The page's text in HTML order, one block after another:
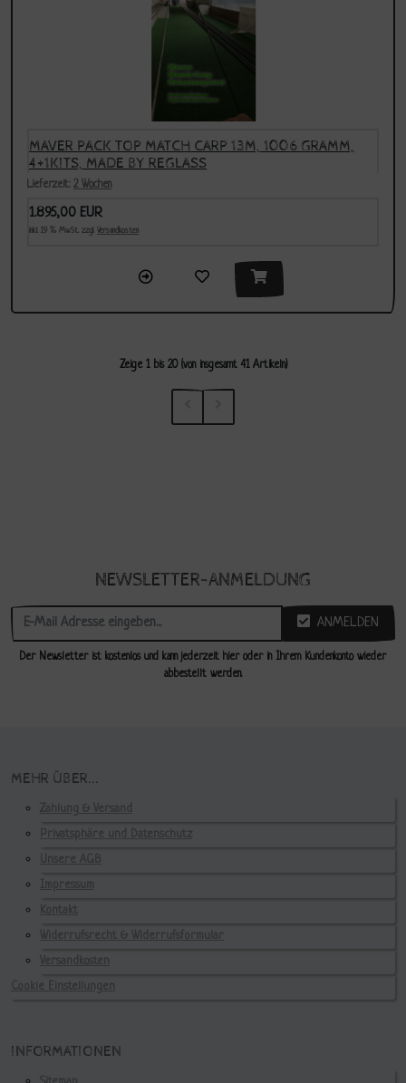
MAVER PACK TOP MATCH CARP 13M, 1006 GRAMM,
4+1KITS, MADE BY REGLASS
Lieferzeit: 2 Wochen
1.895,00 EUR
inkl. 19 % MwSt. zzgl. Versandkosten
Zeige 1bis 20(von insgesamt 41Artikeln)
NEWSLETTER-ANMELDUNG
ANMELDEN
Der Newsletter ist kostenlos und kann jederzeit hier oder in Ihrem Kundenkonto wieder
abbestellt werden.
MEHR ÜBER...
Zahlung & Versand
Privatsphäre und Datenschutz
Unsere AGB
Impressum
Kontakt
Widerrufsrecht & Widerrufsformular
Versandkosten
Cookie Einstellungen
INFORMATIONEN